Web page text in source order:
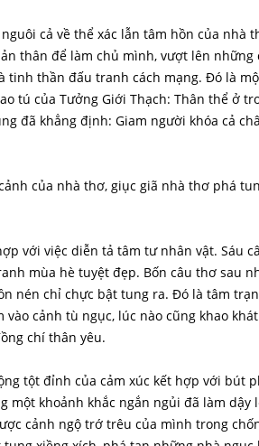
cả về thể xác lẫn tâm hồn của nhà
thân để làm chủ mình, vượt lên những
tinh thần đấu tranh cách mạng. Đó là
tú của Tưởng Giới Thạch: Thân thể ở
đã khẳng định: Giam người khóa cả
của nhà thơ, giục giã nhà thơ phá
với việc diễn tả tâm tư nhân vật. Sáu
mùa hè tuyệt đẹp. Bốn câu thơ sau
nén chỉ chực bật tung ra. Đó là tâm
cảnh tù ngục, lúc nào cũng khao
chí thân yêu.
tột đỉnh của cảm xúc kết hợp với bút
khoảnh khắc ngắn ngủi đã làm dậy
cảnh ngộ trớ trêu của mình trong